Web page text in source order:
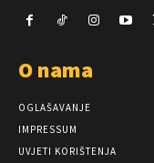
O nama
OGLAŠAVANJE
IMPRESSUM
UVJETI KORIŠTENJA